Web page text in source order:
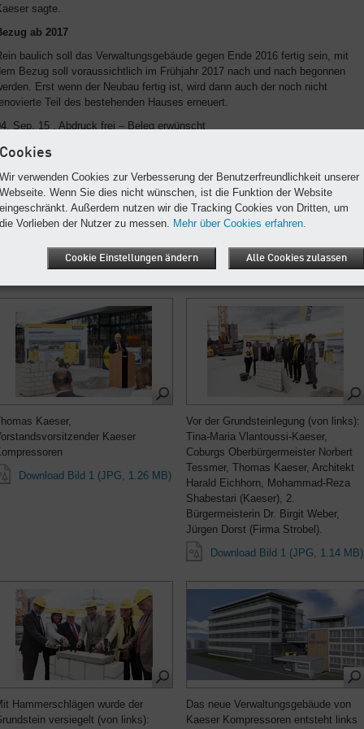
sagte.
ab 2017
baulich soll das Verwaltungsgebäude gegen Ende 2016 fertig sein, mit
Bezug soll voraussichtlich im Frühjahr 2017 nach und nach begonnen
Erst wenn der Neubau fertig ist, wird dann auch der noch nicht
Teil des bestehenden Hauses erneuert.
Sep. 15 , Abdruck frei – Beleg erwünscht
Downloads zum Artikel
Artikel als Word-Dokument(DOCX, 425 KB)
Artikel als PDF(PDF, 632 KB)
Kaeser,
Kaeser
Download Bild 1 (JPG, 1.26 MB)
Vor der Grundsteinlegung (von links):
Tina-Maria Vlantoussi-Kaeser,
Coburgs Oberbürgermeister Norbert
Tessmer, Thomas Kaeser, Architekt
Harald Eichhorn, Mohammad-Reza
Shabestari (Kaeser), 2.
Bürgermeisterin Dr. Birgit Weber,
Jürgen Dorst (Firma Strobel).
Download Bild 1 (JPG, 1.14 MB)
Hammerschlägen wurde der
versiegelt (von links):
Das neue Verwaltungsgebäude von
Kaeser Kompressoren entsteht links
Cookies
Wir verwenden Cookies zur Verbesserung der Benutzerfreundlichkeit unserer
Webseite. Wenn Sie dies nicht wünschen, ist die Funktion der Website
eingeschränkt. Außerdem nutzen wir die Tracking Cookies von Dritten, um
die Vorlieben der Nutzer zu messen. Mehr über Cookies erfahren.
Cookie Einstellungen ändern Alle Cookies zulassen